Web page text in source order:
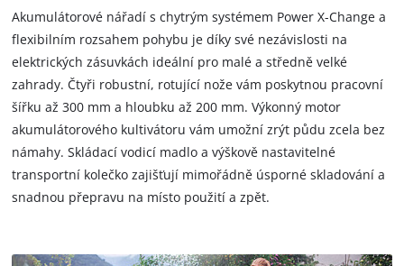
Akumulátorové nářadí s chytrým systémem Power X-Change a
flexibilním rozsahem pohybu je díky své nezávislosti na
elektrických zásuvkách ideální pro malé a středně velké
zahrady. Čtyři robustní, rotující nože vám poskytnou pracovní
šířku až 300 mm a hloubku až 200 mm. Výkonný motor
akumulátorového kultivátoru vám umožní zrýt půdu zcela bez
námahy. Skládací vodicí madlo a výškově nastavitelné
transportní kolečko zajišťují mimořádně úsporné skladování a
snadnou přepravu na místo použití a zpět.